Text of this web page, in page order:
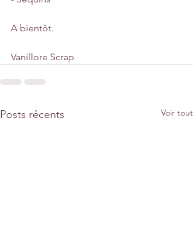
A bientôt.
Vanillore Scrap
Posts récents Voir tout